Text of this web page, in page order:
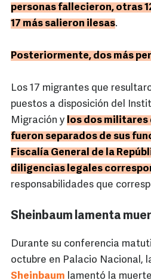
personas fallecieron, otras
17 más salieron ilesas.
Posteriormente, dos más
Los 17 migrantes que
puestos a disposición del
Migración y los dos militares
fueron separados de sus
Fiscalía General de la
diligencias legales
responsabilidades que
Sheinbaum lamenta
Durante su conferencia
octubre en Palacio Nacional,
Sheinbaum lamentó la